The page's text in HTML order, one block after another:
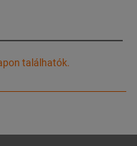
találhatók.